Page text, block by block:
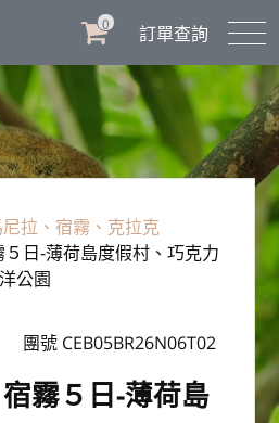
0 訂單查詢
尼拉、宿霧、克拉克
５日-薄荷島度假村、巧克力
公園
團號 CEB05BR26N06T02
宿霧５日-薄荷島